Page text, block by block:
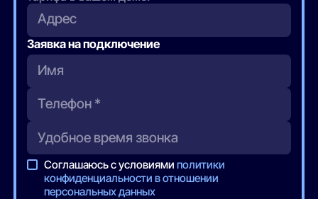
Адрес
Заявка на подключение
Соглашаюсь с условиямиполитики
конфиденциальности в отношении
персональных данных